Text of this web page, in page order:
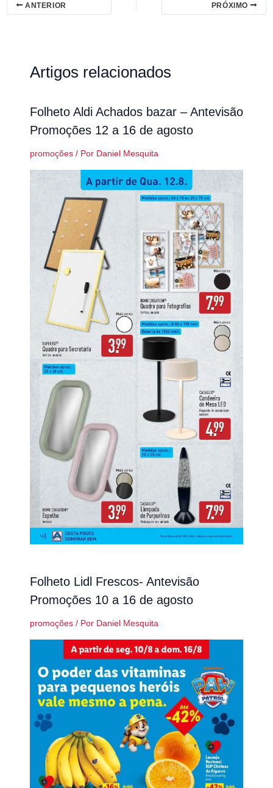
ANTERIOR PRÓXIMO
Artigos relacionados
Folheto Aldi Achados bazar – Antevisão
Promoções 12 a 16 de agosto
promoções/ Por Daniel Mesquita
Folheto Lidl Frescos- Antevisão
Promoções 10 a 16 de agosto
promoções/ Por Daniel Mesquita